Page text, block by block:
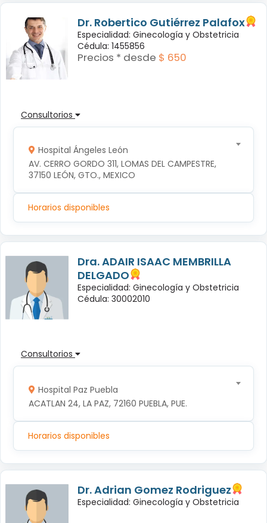
Dr. Robertico Gutiérrez Palafox
Especialidad: Ginecología y Obstetricia
Cédula: 1455856
Precios * desde $ 650
Consultorios
Hospital Ángeles León
AV. CERRO GORDO 311, LOMAS DEL CAMPESTRE,
37150 LEÓN, GTO., MEXICO
Horarios disponibles
Dra. ADAIR ISAAC MEMBRILLA
DELGADO
Especialidad: Ginecología y Obstetricia
Cédula: 30002010
Consultorios
Hospital Paz Puebla
ACATLAN 24, LA PAZ, 72160 PUEBLA, PUE.
Horarios disponibles
Dr. Adrian Gomez Rodriguez
Especialidad: Ginecología y Obstetricia